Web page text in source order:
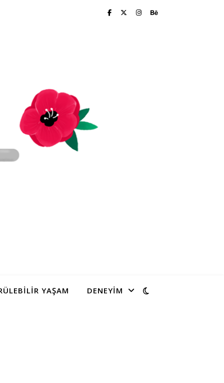
YAŞAM DENEYIM